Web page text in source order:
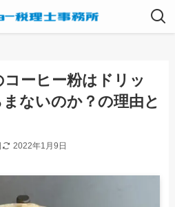
ーヒー粉はドリッ
ないのか？の理由と
2022年1月9日